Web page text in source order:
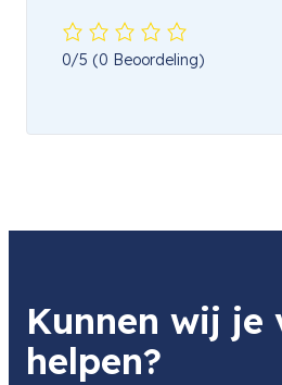
0/5 (0 Beoordeling)
Kunnen wij je
helpen?